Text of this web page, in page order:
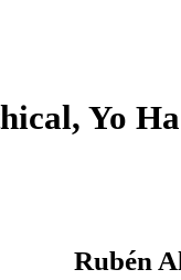
Yo
Rubén